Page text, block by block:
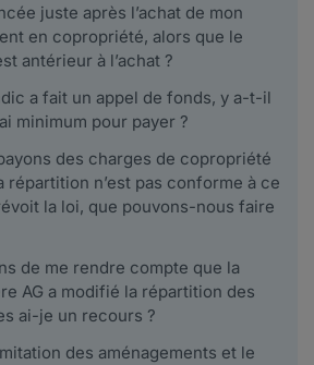
juste après l’achat de mon
en copropriété, alors que le
antérieur à l’achat ?
a fait un appel de fonds, y a-t-il
minimum pour payer ?
des charges de copropriété
répartition n’est pas conforme à ce
la loi, que pouvons-nous faire
de me rendre compte que la
AG a modifié la répartition des
ai-je un recours ?
des aménagements et le